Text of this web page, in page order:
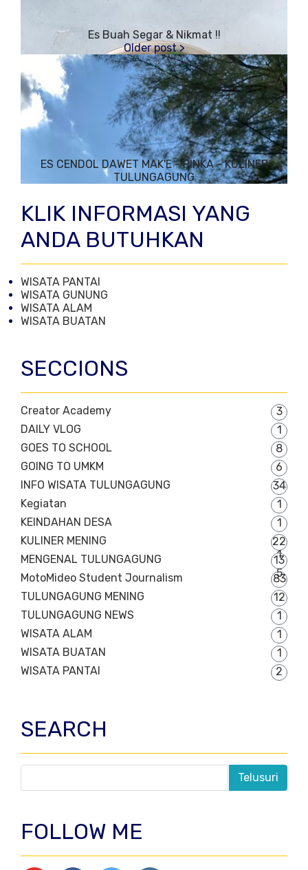
Es Buah Segar & Nikmat !!
ES CENDOL DAWET MAK'E - PINKA - KULINER
TULUNGAGUNG
KLIK INFORMASI YANG
ANDA BUTUHKAN
WISATA PANTAI
WISATA GUNUNG
WISATA ALAM
WISATA BUATAN
SECCIONS
Creator Academy
3
DAILY VLOG
1
GOES TO SCHOOL
8
GOING TO UMKM
6
INFO WISATA TULUNGAGUNG
34
Kegiatan
1
KEINDAHAN DESA
1
KULINER MENING
22
1
MENGENAL TULUNGAGUNG
13
5
MotoMideo Student Journalism
83
TULUNGAGUNG MENING
12
TULUNGAGUNG NEWS
1
WISATA ALAM
1
WISATA BUATAN
1
WISATA PANTAI
2
SEARCH
FOLLOW ME